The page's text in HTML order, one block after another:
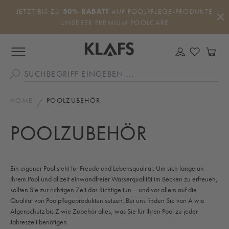
Zum Hauptinhalt springen
JETZT BIS ZU 50% RABATT AUF POOLPFLEGE-PRODUKTE
UNSERER PREMIUM POOLCARE
DU
HOME POOLZUBEHÖR
POOLZUBEHÖR
Ein eigener Pool steht für Freude und Lebensqualität. Um sich lange an
Ihrem Pool und allzeit einwandfreier Wasserqualität im Becken zu erfreuen,
sollten Sie zur richtigen Zeit das Richtige tun – und vor allem auf die
Qualität von Poolpflegeprodukten setzen. Bei uns finden Sie von A wie
Algenschutz bis Z wie Zubehör alles, was Sie für Ihren Pool zu jeder
Jahreszeit benötigen.